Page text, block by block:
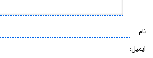
نام:
ایمیل: